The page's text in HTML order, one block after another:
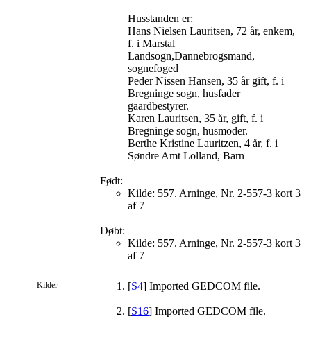
Husstanden er:
Hans Nielsen Lauritsen, 72 år, enkem,
f. i Marstal
Landsogn,Dannebrogsmand,
sognefoged
Peder Nissen Hansen, 35 år gift, f. i
Bregninge sogn, husfader
gaardbestyrer.
Karen Lauritsen, 35 år, gift, f. i
Bregninge sogn, husmoder.
Berthe Kristine Lauritzen, 4 år, f. i
Søndre Amt Lolland, Barn
Født:
Kilde: 557. Arninge, Nr. 2-557-3 kort 3
af 7
Døbt:
Kilde: 557. Arninge, Nr. 2-557-3 kort 3
af 7
Kilder [S4] Imported GEDCOM file.
[S16] Imported GEDCOM file.